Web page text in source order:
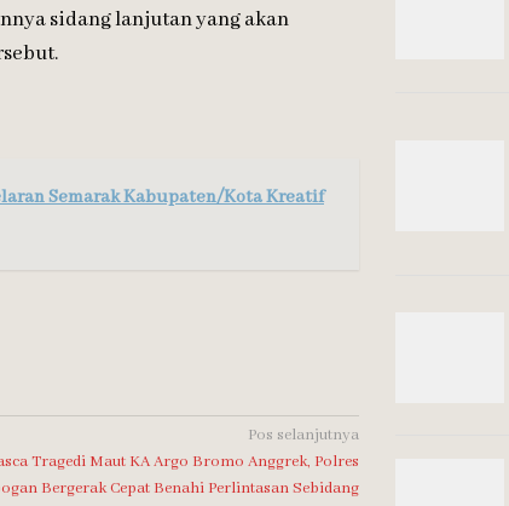
sidang lanjutan yang akan
Semarak Kabupaten/Kota Kreatif
Pos selanjutnya
Tragedi Maut KA Argo Bromo Anggrek, Polres
Bergerak Cepat Benahi Perlintasan Sebidang